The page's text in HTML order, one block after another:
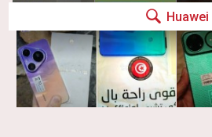
Huawei